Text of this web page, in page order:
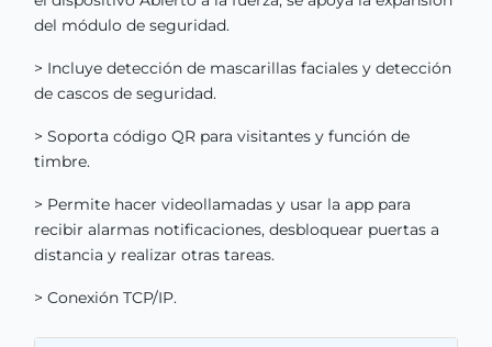
del módulo de seguridad.
> Incluye detección de mascarillas faciales y detección
de cascos de seguridad.
> Soporta código QR para visitantes y función de
timbre.
> Permite hacer videollamadas y usar la app para
recibir alarmas notificaciones, desbloquear puertas a
distancia y realizar otras tareas.
> Conexión TCP/IP.